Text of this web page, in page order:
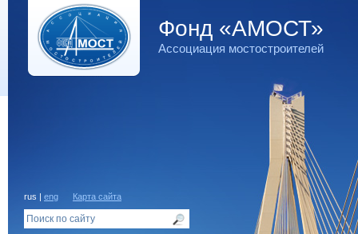
Фонд «АМОСТ»
Ассоциация мостостроителей
rus | eng Карта сайта